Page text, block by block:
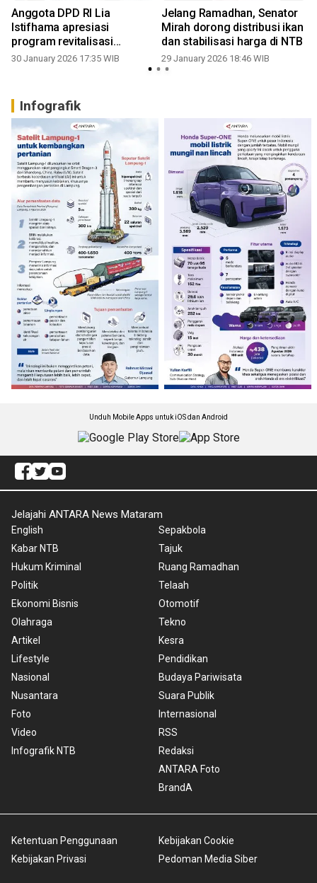
Anggota DPD RI Lia
Istifhama apresiasi
program revitalisasi
sekolah, Jatim tertinggi
30 January 2026 17:35 WIB
Jelang Ramadhan, Senator
Mirah dorong distribusi ikan
dan stabilisasi harga di NTB
29 January 2026 18:46 WIB
Infografik
Unduh Mobile Apps untuk iOS dan Android
Jelajahi ANTARA News Mataram
English
Kabar NTB
Hukum Kriminal
Politik
Ekonomi Bisnis
Olahraga
Artikel
Lifestyle
Nasional
Nusantara
Foto
Video
Infografik NTB
Sepakbola
Tajuk
Ruang Ramadhan
Telaah
Otomotif
Tekno
Kesra
Pendidikan
Budaya Pariwisata
Suara Publik
Internasional
RSS
Redaksi
ANTARA Foto
BrandA
Ketentuan Penggunaan
Kebijakan Privasi
Kebijakan Cookie
Pedoman Media Siber